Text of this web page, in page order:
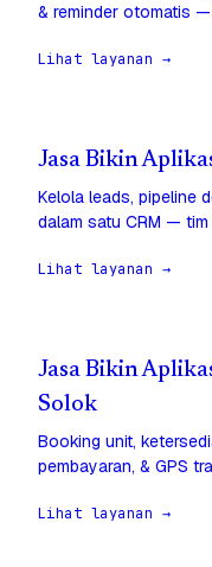
& reminder otomatis
Lihat layanan →
Jasa Bikin
Kelola leads, pipeline
dalam satu CRM —
Lihat layanan →
Jasa Bikin
Solok
Booking unit,
pembayaran, & GPS
Lihat layanan →